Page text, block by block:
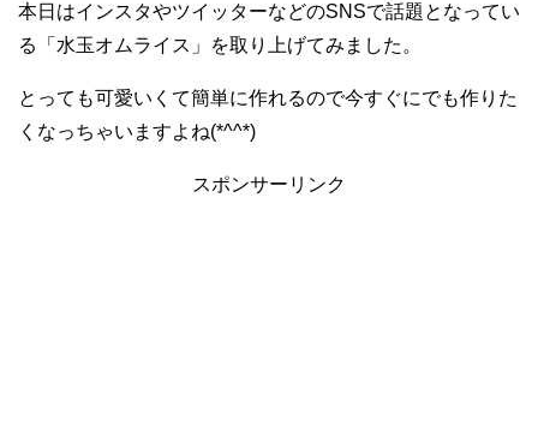
本日はインスタやツイッターなどのSNSで話題となってい
る「水玉オムライス」を取り上げてみました。
とっても可愛いくて簡単に作れるので今すぐにでも作りた
くなっちゃいますよね(*^^*)
スポンサーリンク